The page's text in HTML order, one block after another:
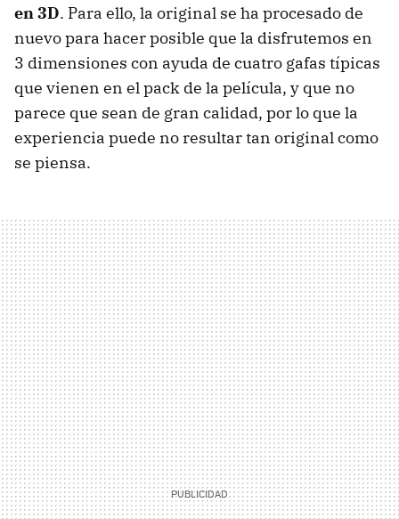
en 3D. Para ello, la original se ha procesado de
nuevo para hacer posible que la disfrutemos en
3 dimensiones con ayuda de cuatro gafas típicas
que vienen en el pack de la película, y que no
parece que sean de gran calidad, por lo que la
experiencia puede no resultar tan original como
se piensa.